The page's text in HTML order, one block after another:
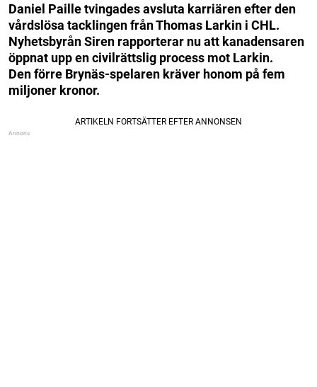
Daniel Paille tvingades avsluta karriären efter den
vårdslösa tacklingen från Thomas Larkin i CHL.
Nyhetsbyrån Siren rapporterar nu att kanadensaren
öppnat upp en civilrättslig process mot Larkin.
Den förre Brynäs-spelaren kräver honom på fem
miljoner kronor.